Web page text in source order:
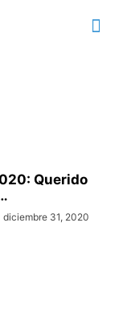
Querido
diciembre 31, 2020